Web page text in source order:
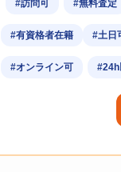
#訪問可 #無料査定
#有資格者在籍 #土日
#オンライン可 #24h